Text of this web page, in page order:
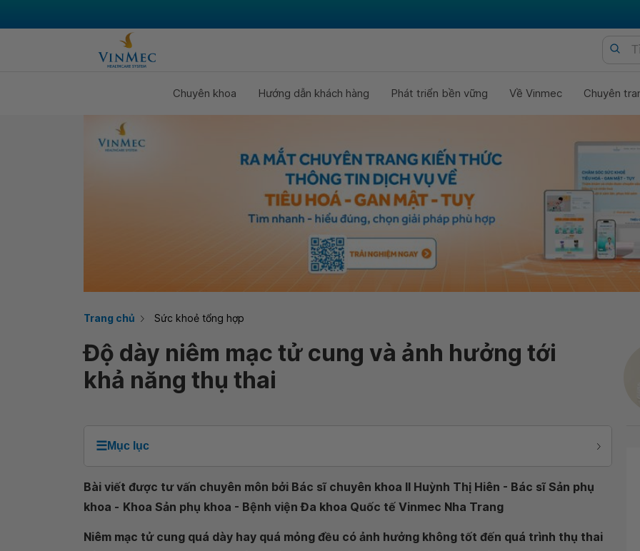
Chuyên khoa Hướng dẫn khách hàng Phát triển bền vững Về Vinmec Chuyên
Trang chủ Sức khoẻ tổng hợp
Độ dày niêm mạc tử cung và ảnh hưởng tới
khả năng thụ thai
☰Mục lục
Bài viết được tư vấn chuyên môn bởi Bác sĩ chuyên khoa II Huỳnh Thị Hiên - Bác sĩ Sản phụ
khoa - Khoa Sản phụ khoa - Bệnh viện Đa khoa Quốc tế Vinmec Nha Trang
Niêm mạc tử cung quá dày hay quá mỏng đều có ảnh hưởng không tốt đến quá trình thụ thai